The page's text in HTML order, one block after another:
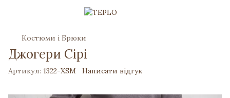
Костюми і Брюки
Джогери Сірі
Артикул: 1322-XSM Написати відгук